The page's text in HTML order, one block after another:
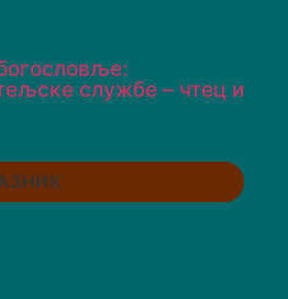
службе – чтец и